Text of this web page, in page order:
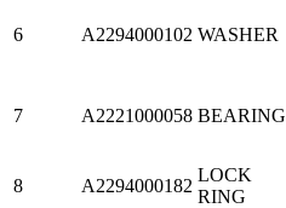
6 A2294000102 WASHER
7 A2221000058 BEARING
8 A2294000182
LOCK
RING